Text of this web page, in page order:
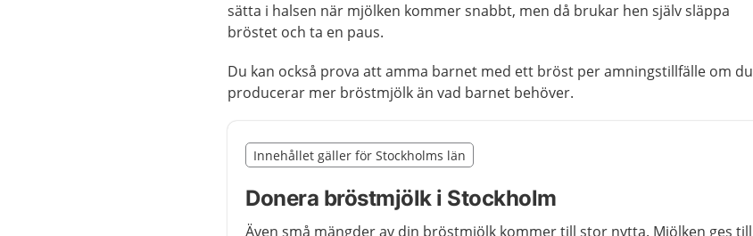
sätta i halsen när mjölken kommer snabbt, men då brukar hen själv släppa
bröstet och ta en paus.
Du kan också prova att amma barnet med ett bröst per amningstillfälle om du
producerar mer bröstmjölk än vad barnet behöver.
Nedan innehåll gäller region Stockholms län
Innehållet gäller för Stockholms län
Donera bröstmjölk i Stockholm
Även små mängder av din bröstmjölk kommer till stor nytta. Mjölken ges till
Slut på det regionala tillägget från region Stockholms län